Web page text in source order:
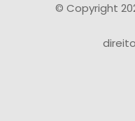
© Copyright